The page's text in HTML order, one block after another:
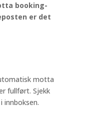
booking-
er det
motta
fullført. Sjekk
innboksen.